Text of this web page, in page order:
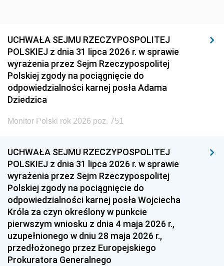
UCHWAŁA SEJMU RZECZYPOSPOLITEJ
POLSKIEJ z dnia 31 lipca 2026 r. w sprawie
wyrażenia przez Sejm Rzeczypospolitej
Polskiej zgody na pociągnięcie do
odpowiedzialności karnej posła Adama
Dziedzica
Monitor Polski rok 2026 poz. 751
UCHWAŁA SEJMU RZECZYPOSPOLITEJ
POLSKIEJ z dnia 31 lipca 2026 r. w sprawie
wyrażenia przez Sejm Rzeczypospolitej
Polskiej zgody na pociągnięcie do
odpowiedzialności karnej posła Wojciecha
Króla za czyn określony w punkcie
pierwszym wniosku z dnia 4 maja 2026 r.,
uzupełnionego w dniu 28 maja 2026 r.,
przedłożonego przez Europejskiego
Prokuratora Generalnego